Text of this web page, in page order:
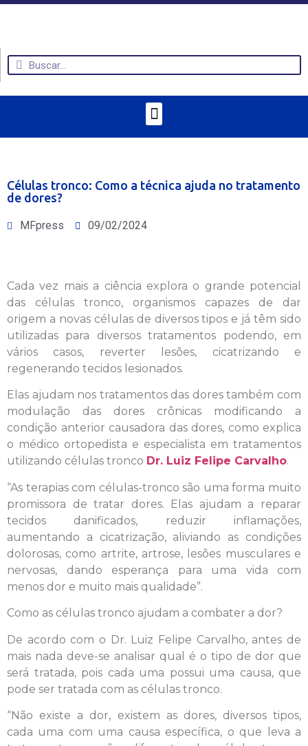
Células tronco: Como a técnica ajuda no tratamento
de dores?
MFpress 09/02/2024
Cada vez mais a ciência explora o grande potencial
das células tronco, organismos capazes de dar
origem a novas células de diversos tipos e já têm sido
utilizadas para diversos tratamentos podendo, em
vários casos, reverter lesões, cicatrizando e
regenerando tecidos lesionados.
Elas ajudam nos tratamentos das dores também com
modulação das dores crônicas modificando a
condição anterior causadora das dores, como explica
o médico ortopedista e especialista em tratamentos
utilizando células tronco Dr. Luiz Felipe Carvalho.
“As terapias com células-tronco são uma forma muito
promissora de tratar dores. Elas ajudam a reparar
tecidos danificados, reduzir inflamações,
aumentando a cicatrização, aliviando as condições
dolorosas, como artrite, artrose, lesões musculares e
nervosas, dando esperança para uma vida com
menos dor e muito mais qualidade”.
Como as células tronco ajudam a combater a dor?
De acordo com o Dr. Luiz Felipe Carvalho, antes de
mais nada deve-se analisar qual é o tipo de dor que
será tratada, pois cada uma possui uma causa, que
pode ser tratada com as células tronco.
“Não existe a dor, existem as dores, diversos tipos,
cada uma com uma causa específica, o que leva a